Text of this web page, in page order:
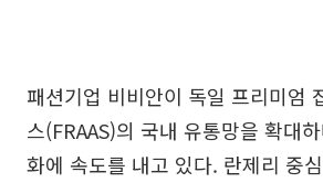
패션기업 비비안이 독일 프리미엄
스(FRAAS)의 국내 유통망을 확대
화에 속도를 내고 있다. 란제리 중